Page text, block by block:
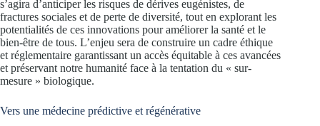
s’agira d’anticiper les risques de dérives eugénistes, de
fractures sociales et de perte de diversité, tout en explorant les
potentialités de ces innovations pour améliorer la santé et le
bien-être de tous. L’enjeu sera de construire un cadre éthique
et réglementaire garantissant un accès équitable à ces avancées
et préservant notre humanité face à la tentation du « sur-
mesure » biologique.
Vers une médecine prédictive et régénérative